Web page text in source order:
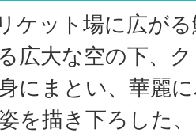
ケット場に広が
広大な空の下、
にまとい、華麗
を描き下ろした